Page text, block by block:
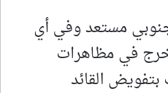
مستعد وفي أي
في مظاهرات
القائد